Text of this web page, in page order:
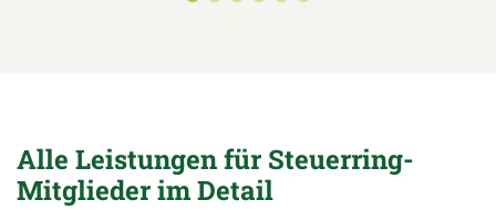
Alle Leistungen für Steuerring-
Mitglieder im Detail